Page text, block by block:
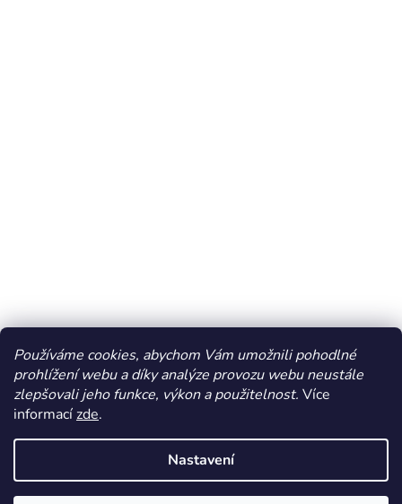
Používáme cookies, abychom Vám umožnili pohodlné
prohlížení webu a díky analýze provozu webu neustále
zlepšovali jeho funkce, výkon a použitelnost. Více
informacízde.
Nastavení
Copyright 2026Dos Mundos. Všechna práva vyhrazena.